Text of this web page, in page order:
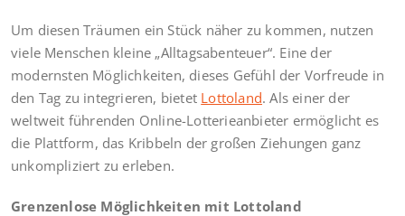
Um diesen Träumen ein Stück näher zu kommen, nutzen
viele Menschen kleine „Alltagsabenteuer“. Eine der
modernsten Möglichkeiten, dieses Gefühl der Vorfreude in
den Tag zu integrieren, bietet Lottoland. Als einer der
weltweit führenden Online-Lotterieanbieter ermöglicht es
die Plattform, das Kribbeln der großen Ziehungen ganz
unkompliziert zu erleben.
Grenzenlose Möglichkeiten mit Lottoland